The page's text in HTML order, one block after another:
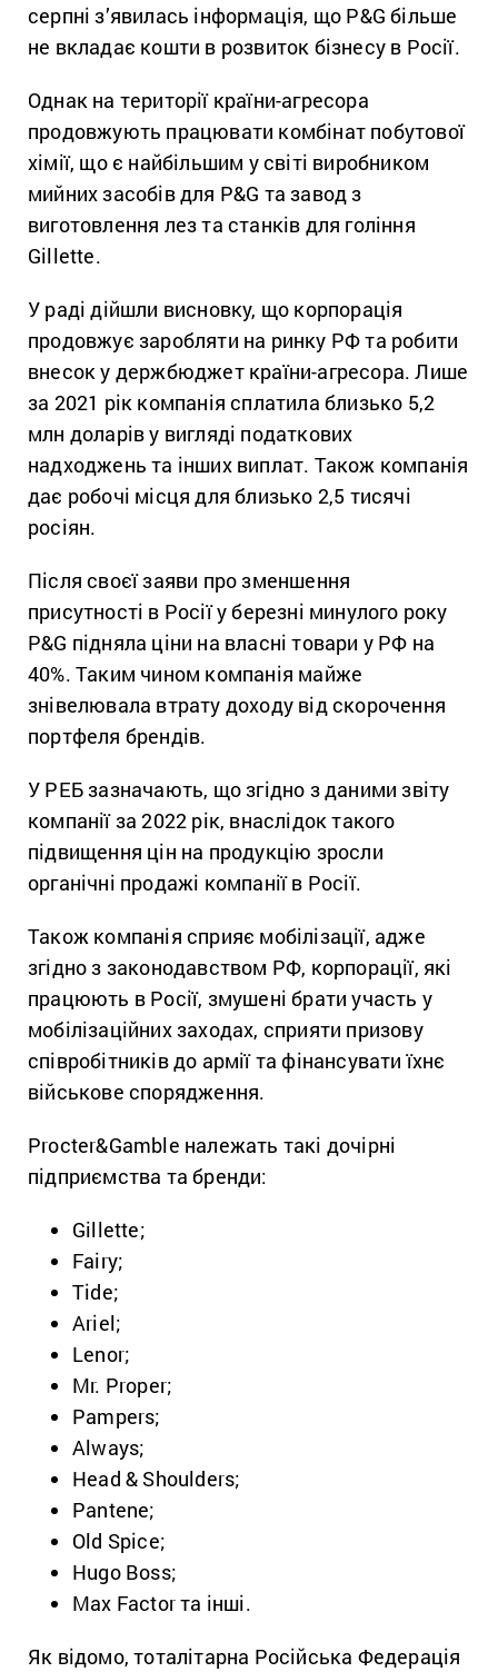
серпні з’явилась інформація, що P&G більше
не вкладає кошти в розвиток бізнесу в Росії.
Однак на території країни-агресора
продовжують працювати комбінат побутової
хімії, що є найбільшим у світі виробником
мийних засобів для P&G та завод з
виготовлення лез та станків для гоління
Gillette.
У раді дійшли висновку, що корпорація
продовжує заробляти на ринку РФ та робити
внесок у держбюджет країни-агресора. Лише
за 2021 рік компанія сплатила близько 5,2
млн доларів у вигляді податкових
надходжень та інших виплат. Також компанія
дає робочі місця для близько 2,5 тисячі
росіян.
Після своєї заяви про зменшення
присутності в Росії у березні минулого року
P&G підняла ціни на власні товари у РФ на
40%. Таким чином компанія майже
знівелювала втрату доходу від скорочення
портфеля брендів.
У РЕБ зазначають, що згідно з даними звіту
компанії за 2022 рік, внаслідок такого
підвищення цін на продукцію зросли
органічні продажі компанії в Росії.
Також компанія сприяє мобілізації, адже
згідно з законодавством РФ, корпорації, які
працюють в Росії, змушені брати участь у
мобілізаційних заходах, сприяти призову
співробітників до армії та фінансувати їхнє
військове спорядження.
Procter&Gamble належать такі дочірні
підприємства та бренди:
Gillette;
Fairy;
Tide;
Ariel;
Lenor;
Mr. Proper;
Pampers;
Always;
Head & Shoulders;
Pantene;
Old Spice;
Hugo Boss;
Max Factor та інші.
Як відомо, тоталітарна Російська Федерація